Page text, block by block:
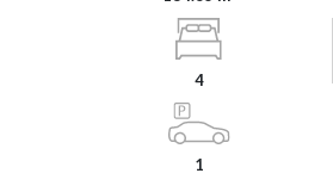
4
1